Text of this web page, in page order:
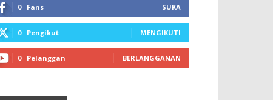
0 Fans SUKA
0 Pengikut MENGIKUTI
0 Pelanggan BERLANGGANAN